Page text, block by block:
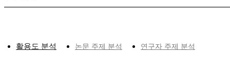
활용도 분석 논문 주제 분석 연구자 주제 분석